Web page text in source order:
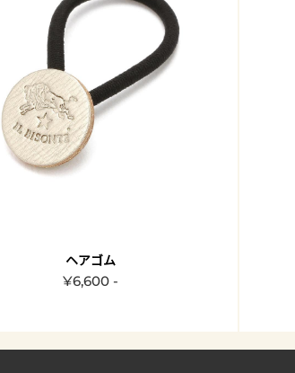
ヘアゴム
¥6,600 -